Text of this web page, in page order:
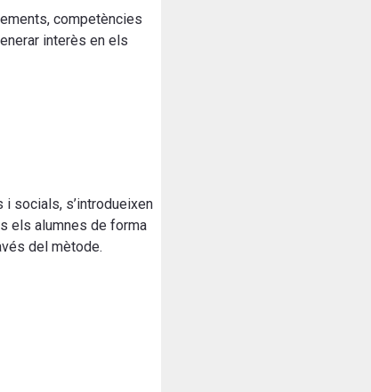
competències
interès en els
i socials, s’introdueixen
els alumnes de forma
del mètode.